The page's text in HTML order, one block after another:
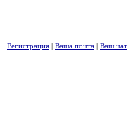
Регистрация | Ваша почта | Ваш чат